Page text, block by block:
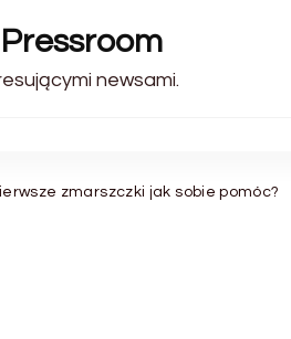
newsami.
zmarszczki jak sobie pomóc?